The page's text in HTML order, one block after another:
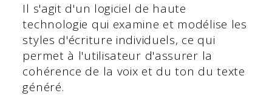
Il s'agit d'un logiciel de haute
technologie qui examine et modélise les
styles d'écriture individuels, ce qui
permet à l'utilisateur d'assurer la
cohérence de la voix et du ton du texte
généré.